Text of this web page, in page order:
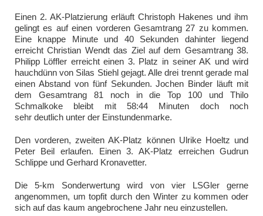
Einen 2. AK-Platzierung erläuft Christoph Hakenes und ihm
gelingt es auf einen vorderen Gesamtrang 27 zu kommen.
Eine knappe Minute und 40 Sekunden dahinter liegend
erreicht Christian Wendt das Ziel auf dem Gesamtrang 38.
Philipp Löffler erreicht einen 3. Platz in seiner AK und wird
hauchdünn von Silas Stiehl gejagt. Alle drei trennt gerade mal
einen Abstand von fünf Sekunden. Jochen Binder läuft mit
dem Gesamtrang 81 noch in die Top 100 und Thilo
Schmalkoke bleibt mit 58:44 Minuten doch noch
sehr deutlich unter der Einstundenmarke.
Den vorderen, zweiten AK-Platz können Ulrike Hoeltz und
Peter Beil erlaufen. Einen 3. AK-Platz erreichen Gudrun
Schlippe und Gerhard Kronavetter.
Die 5-km Sonderwertung wird von vier LSGler gerne
angenommen, um topfit durch den Winter zu kommen oder
sich auf das kaum angebrochene Jahr neu einzustellen.